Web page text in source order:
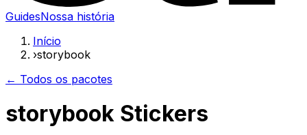
GuidesNossa história
Início
›storybook
← Todos os pacotes
storybook Stickers